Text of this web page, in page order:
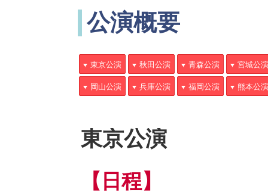
公演概要
東京公演 秋田公演 青森公演 宮城公演
岡山公演 兵庫公演 福岡公演 熊本公演
東京公演
【日程】